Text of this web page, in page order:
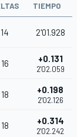
TIEMPO
14 2'01.928
16 +0.131
2'02.059
18 +0.198
2'02.126
18 +0.314
2'02.242